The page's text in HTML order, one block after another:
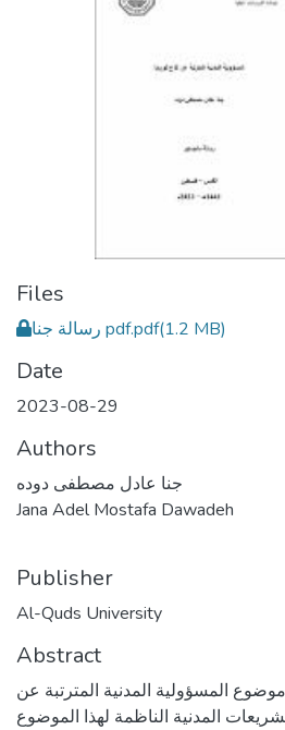
Files
رسالة جنا pdf.pdf(1.2 MB)
Date
2023-08-29
Authors
جنا عادل مصطفى دوده
Jana Adel Mostafa Dawadeh
Publisher
Al-Quds University
Abstract
المسؤولية المدنية المترتبة عن
المدنية الناظمة لهذا الموضوع